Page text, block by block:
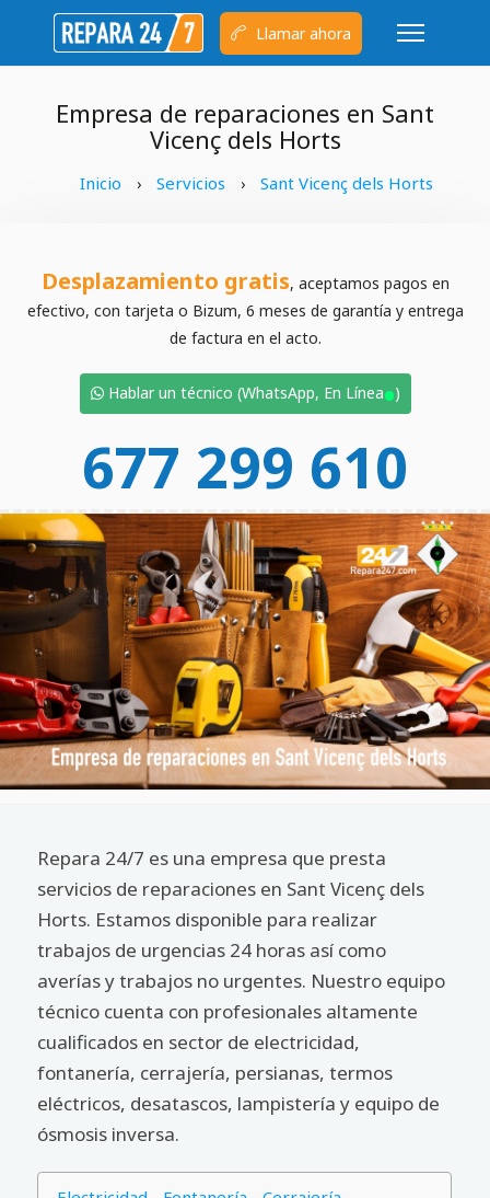
Llamar ahora
Empresa de reparaciones en Sant
Vicenç dels Horts
Inicio › Servicios › Sant Vicenç dels Horts
Desplazamiento gratis, aceptamos pagos en
efectivo, con tarjeta o Bizum, 6 meses de garantía y entrega
de factura en el acto.
Hablar un técnico (WhatsApp, En Línea•)
677 299 610
Repara 24/7 es una empresa que presta
servicios de reparaciones en Sant Vicenç dels
Horts. Estamos disponible para realizar
trabajos de urgencias 24 horas así como
averías y trabajos no urgentes. Nuestro equipo
técnico cuenta con profesionales altamente
cualificados en sector de electricidad,
fontanería, cerrajería, persianas, termos
eléctricos, desatascos, lampistería y equipo de
ósmosis inversa.